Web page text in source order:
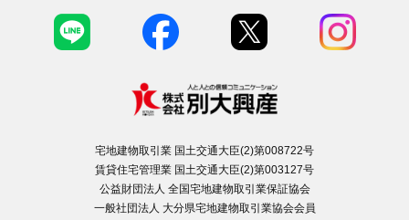
宅地建物取引業 国土交通大臣(2)第008722号
賃貸住宅管理業 国土交通大臣(2)第003127号
公益財団法人 全国宅地建物取引業保証協会
一般社団法人 大分県宅地建物取引業協会会員